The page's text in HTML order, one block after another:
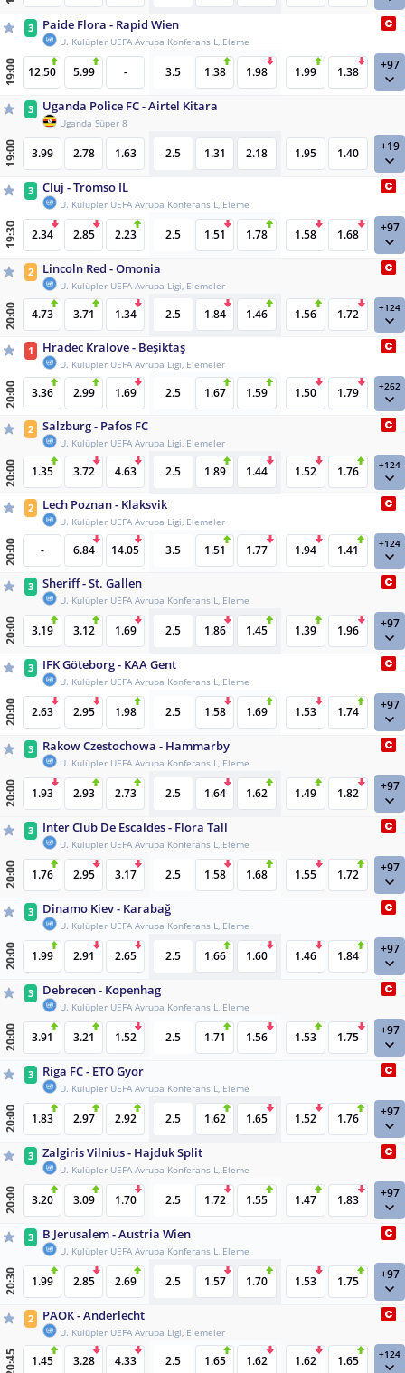
3 Paide Flora - Rapid Wien
U. Kulüpler UEFA Avrupa Konferans L, Eleme
19:00 12.50 5.99 - 3.5 1.38 1.98 1.99 1.38 +97
3 Uganda Police FC - Airtel Kitara
Uganda Süper 8
19:00 3.99 2.78 1.63 2.5 1.31 2.18 1.95 1.40 +19
3 Cluj - Tromso IL
U. Kulüpler UEFA Avrupa Konferans L, Eleme
19:30 2.34 2.85 2.23 2.5 1.51 1.78 1.58 1.68 +97
2 Lincoln Red - Omonia
U. Kulüpler UEFA Avrupa Ligi, Elemeler
20:00 4.73 3.71 1.34 2.5 1.84 1.46 1.56 1.72 +124
1 Hradec Kralove - Beşiktaş
U. Kulüpler UEFA Avrupa Ligi, Elemeler
20:00 3.36 2.99 1.69 2.5 1.67 1.59 1.50 1.79 +262
2 Salzburg - Pafos FC
U. Kulüpler UEFA Avrupa Ligi, Elemeler
20:00 1.35 3.72 4.63 2.5 1.89 1.44 1.52 1.76 +124
2 Lech Poznan - Klaksvik
U. Kulüpler UEFA Avrupa Ligi, Elemeler
20:00 - 6.84 14.05 3.5 1.51 1.77 1.94 1.41 +124
3 Sheriff - St. Gallen
U. Kulüpler UEFA Avrupa Konferans L, Eleme
20:00 3.19 3.12 1.69 2.5 1.86 1.45 1.39 1.96 +97
3 IFK Göteborg - KAA Gent
U. Kulüpler UEFA Avrupa Konferans L, Eleme
20:00 2.63 2.95 1.98 2.5 1.58 1.69 1.53 1.74 +97
3 Rakow Czestochowa - Hammarby
U. Kulüpler UEFA Avrupa Konferans L, Eleme
20:00 1.93 2.93 2.73 2.5 1.64 1.62 1.49 1.82 +97
3 Inter Club De Escaldes - Flora Tall
U. Kulüpler UEFA Avrupa Konferans L, Eleme
20:00 1.76 2.95 3.17 2.5 1.58 1.68 1.55 1.72 +97
3 Dinamo Kiev - Karabağ
U. Kulüpler UEFA Avrupa Konferans L, Eleme
20:00 1.99 2.91 2.65 2.5 1.66 1.60 1.46 1.84 +97
3 Debrecen - Kopenhag
U. Kulüpler UEFA Avrupa Konferans L, Eleme
20:00 3.91 3.21 1.52 2.5 1.71 1.56 1.53 1.75 +97
3 Riga FC - ETO Gyor
U. Kulüpler UEFA Avrupa Konferans L, Eleme
20:00 1.83 2.97 2.92 2.5 1.62 1.65 1.52 1.76 +97
3 Zalgiris Vilnius - Hajduk Split
U. Kulüpler UEFA Avrupa Konferans L, Eleme
20:00 3.20 3.09 1.70 2.5 1.72 1.55 1.47 1.83 +97
3 B Jerusalem - Austria Wien
U. Kulüpler UEFA Avrupa Konferans L, Eleme
20:30 1.99 2.85 2.69 2.5 1.57 1.70 1.53 1.75 +97
2 PAOK - Anderlecht
U. Kulüpler UEFA Avrupa Ligi, Elemeler
20:45 1.45 3.28 4.33 2.5 1.65 1.62 1.62 1.65 +124